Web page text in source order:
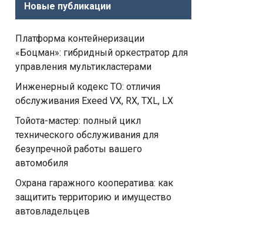
Новые публикации
Платформа контейнеризации
«Боцман»: гибридный оркестратор для
управления мультикластерами
Инженерный кодекс ТО: отличия
обслуживания Exeed VX, RX, TXL, LX
Тойота-мастер: полный цикл
технического обслуживания для
безупречной работы вашего
автомобиля
Охрана гаражного кооператива: как
защитить территорию и имущество
автовладельцев